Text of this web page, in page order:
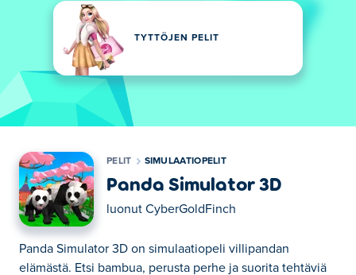
TYTTÖJEN PELIT
PELIT SIMULAATIOPELIT
Panda Simulator 3D
luonut CyberGoldFinch
Panda Simulator 3D on simulaatiopeli villipandan
elämästä. Etsi bambua, perusta perhe ja suorita tehtäviä